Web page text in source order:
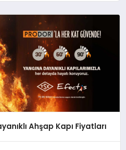
Ahşap Kapı Fiyatları